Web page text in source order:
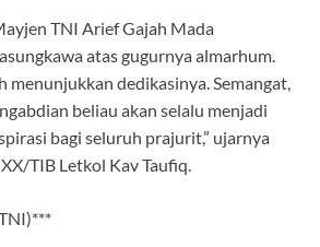
TNI Arief Gajah Mada
atas gugurnya almarhum.
menunjukkan dedikasinya. Semangat,
beliau akan selalu menjadi
bagi seluruh prajurit,” ujarnya
TIB Letkol Kav Taufiq.